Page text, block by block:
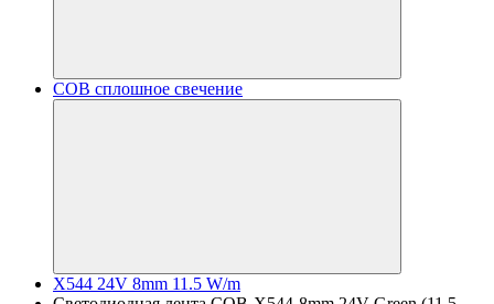
COB сплошное свечение
X544 24V 8mm 11.5 W/m